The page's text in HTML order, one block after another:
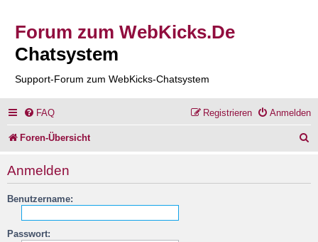
Forum zum WebKicks.De
Chatsystem
Support-Forum zum WebKicks-Chatsystem
FAQ Anmelden
Registrieren
Foren-Übersicht
Anmelden
Benutzername:
Passwort: